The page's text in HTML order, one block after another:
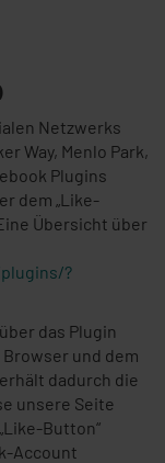
Netzwerks
Way, Menlo Park,
Plugins
dem „Like-
Übersicht über
?
das Plugin
und dem
dadurch die
unsere Seite
Button“
Account